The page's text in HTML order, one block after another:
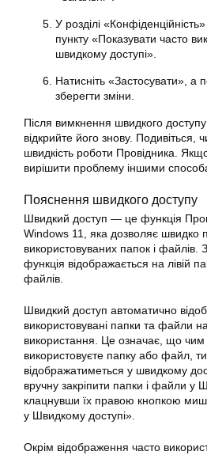
У розділі
пункту «Показувати часто
швидкому доступі».
Натисніть «Застосувати», а
зберегти зміни.
Після вимкнення швидкого доступу
відкрийте його знову. Подивіться,
швидкість роботи Провідника.
вирішити проблему іншими
Пояснення швидкого доступу
Швидкий доступ — це функція
Windows 11, яка дозволяє швидко
використовуваних папок і файлів.
функція відображається на лівій
файлів.
Швидкий доступ автоматично
використовувані папки та файли на
використання. Це означає, що чим
використовуєте папку або файл,
відображатиметься у швидкому
вручну закріпити папки і файли у
клацнувши їх правою кнопкою
у Швидкому доступі».
Окрім відображення часто